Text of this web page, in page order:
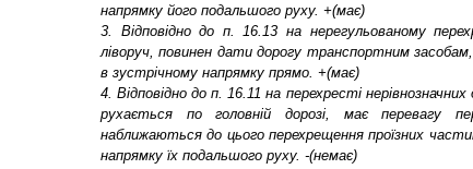
напрямку його подальшого руху. +(має)
3. Відповідно до п. 16.13 на нерегульованому
ліворуч, повинен дати дорогу транспортним
в зустрічному напрямку прямо. +(має)
4. Відповідно до п. 16.11 на перехресті
рухається по головній дорозі, має перевагу
наближаються до цього перехрещення проїзних
напрямку їх подальшого руху. -(немає)